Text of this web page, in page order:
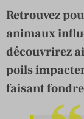
Retrouvez
animaux
découvrirez
poils
faisant